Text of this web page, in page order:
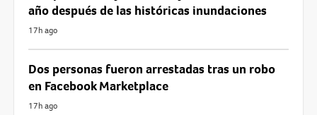
año después de las históricas inundaciones
17h ago
Dos personas fueron arrestadas tras un robo
en Facebook Marketplace
17h ago